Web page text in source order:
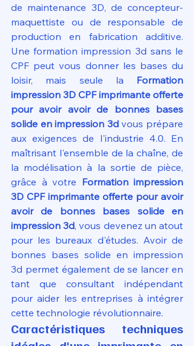
de maintenance 3D, de concepteur-
maquettiste ou de responsable de
production en fabrication additive.
Une formation impression 3d sans le
CPF peut vous donner les bases du
loisir, mais seule la Formation
impression 3D CPF imprimante offerte
pour avoir avoir de bonnes bases
solide en impression 3d vous prépare
aux exigences de l'industrie 4.0. En
maîtrisant l'ensemble de la chaîne, de
la modélisation à la sortie de pièce,
grâce à votre Formation impression
3D CPF imprimante offerte pour avoir
avoir de bonnes bases solide en
impression 3d, vous devenez un atout
pour les bureaux d'études. Avoir de
bonnes bases solide en impression
3d permet également de se lancer en
tant que consultant indépendant
pour aider les entreprises à intégrer
cette technologie révolutionnaire.
Caractéristiques techniques